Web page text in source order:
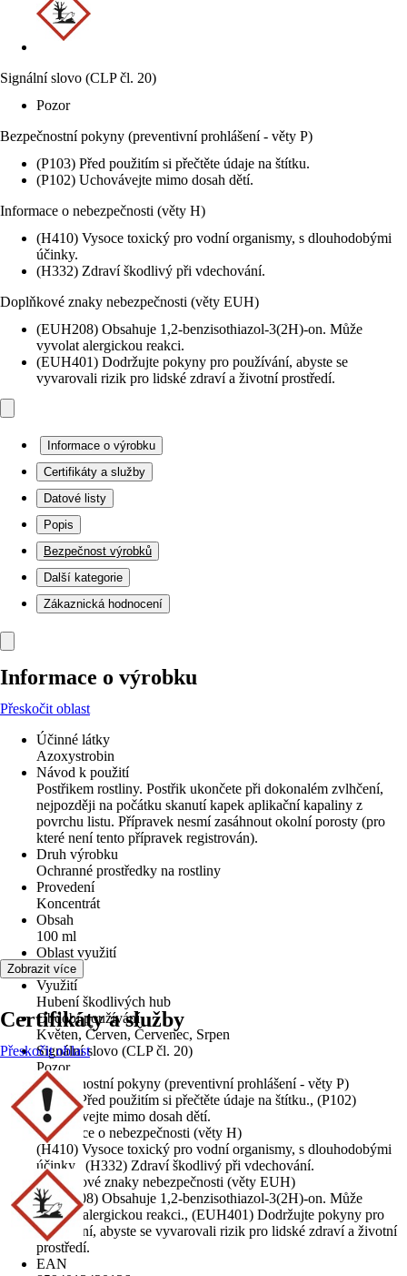
Signální slovo (CLP čl. 20)
Pozor
Bezpečnostní pokyny (preventivní prohlášení - věty P)
(P103) Před použitím si přečtěte údaje na štítku.
(P102) Uchovávejte mimo dosah dětí.
Informace o nebezpečnosti (věty H)
(H410) Vysoce toxický pro vodní organismy, s dlouhodobými
účinky.
(H332) Zdraví škodlivý při vdechování.
Doplňkové znaky nebezpečnosti (věty EUH)
(EUH208) Obsahuje 1,2-benzisothiazol-3(2H)-on. Může
vyvolat alergickou reakci.
(EUH401) Dodržujte pokyny pro používání, abyste se
vyvarovali rizik pro lidské zdraví a životní prostředí.
Informace o výrobku
Certifikáty a služby
Datové listy
Popis
Bezpečnost výrobků
Další kategorie
Zákaznická hodnocení
Informace o výrobku
Přeskočit oblast
Účinné látky
Azoxystrobin
Návod k použití
Postřikem rostliny. Postřik ukončete při dokonalém zvlhčení,
nejpozději na počátku skanutí kapek aplikační kapaliny z
povrchu listu. Přípravek nesmí zasáhnout okolní porosty (pro
které není tento přípravek registrován).
Druh výrobku
Ochranné prostředky na rostliny
Provedení
Koncentrát
Obsah
100 ml
Oblast využití
Exteriér
Využití
Hubení škodlivých hub
Období používání
Květen, Červen, Červenec, Srpen
Signální slovo (CLP čl. 20)
Pozor
Bezpečnostní pokyny (preventivní prohlášení - věty P)
(P103) Před použitím si přečtěte údaje na štítku., (P102)
Uchovávejte mimo dosah dětí.
Informace o nebezpečnosti (věty H)
(H410) Vysoce toxický pro vodní organismy, s dlouhodobými
účinky., (H332) Zdraví škodlivý při vdechování.
Doplňkové znaky nebezpečnosti (věty EUH)
(EUH208) Obsahuje 1,2-benzisothiazol-3(2H)-on. Může
vyvolat alergickou reakci., (EUH401) Dodržujte pokyny pro
používání, abyste se vyvarovali rizik pro lidské zdraví a životní
prostředí.
EAN
Zobrazit více
Certifikáty a služby
Přeskočit oblast